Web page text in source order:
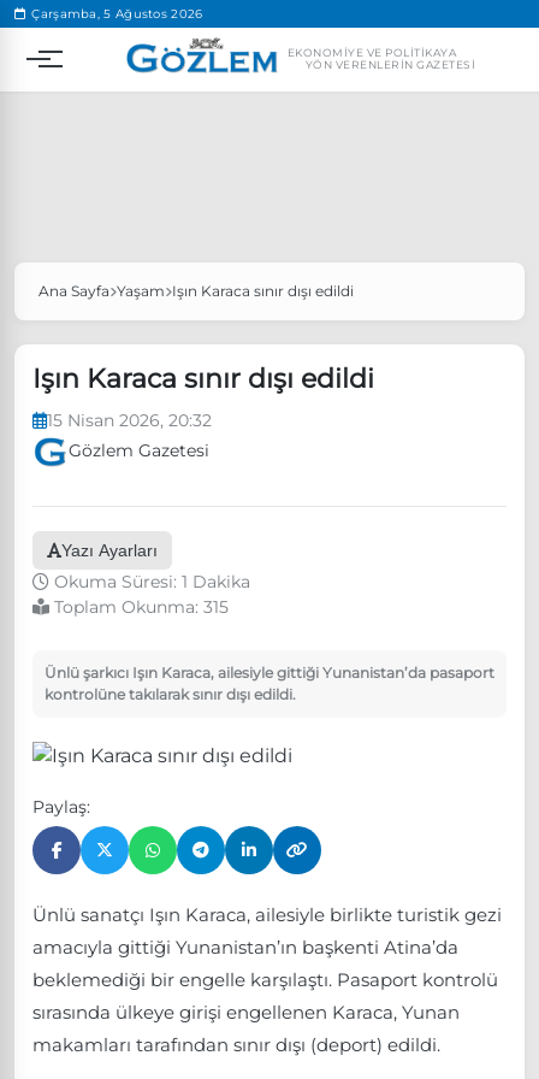
Çarşamba, 5 Ağustos 2026
EKONOMIYE VE POLITIKAYA
YÖN VERENLERIN GAZETESI
Popüler Aramalar
Özgür Özel, Ekrem İmamoğlu’nu ziyaret edecek
Ünlü çift bir etkinliğe daha katılmama kararı aldı
Ana Sayfa Yaşam Işın Karaca sınır dışı edildi
Işın Karaca sınır dışı edildi
15 Nisan 2026, 20:32
Gözlem Gazetesi
Yazı Ayarları
Okuma Süresi: 1 Dakika
Toplam Okunma: 315
Ünlü şarkıcı Işın Karaca, ailesiyle gittiği Yunanistan’da pasaport
kontrolüne takılarak sınır dışı edildi.
Paylaş:
Ünlü sanatçı Işın Karaca, ailesiyle birlikte turistik gezi
amacıyla gittiği Yunanistan’ın başkenti Atina’da
beklemediği bir engelle karşılaştı. Pasaport kontrolü
sırasında ülkeye girişi engellenen Karaca, Yunan
makamları tarafından sınır dışı (deport) edildi.